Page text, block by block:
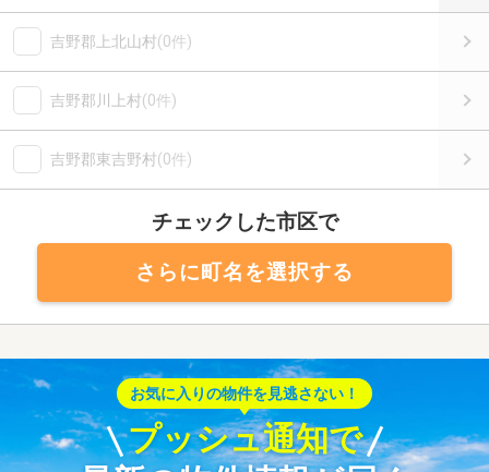
吉野郡上北山村(0件)
吉野郡川上村(0件)
吉野郡東吉野村(0件)
チェックした市区で
さらに町名を選択する
お気に入りの物件を見逃さない！
プッシュ通知で